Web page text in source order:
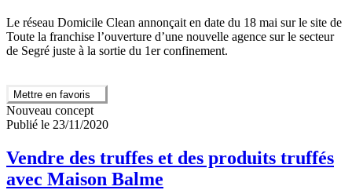
Le réseau Domicile Clean annonçait en date du 18 mai sur le site de
Toute la franchise l’ouverture d’une nouvelle agence sur le secteur
de Segré juste à la sortie du 1er confinement.
Mettre en favoris
Nouveau concept
Publié le 23/11/2020
Vendre des truffes et des produits truffés
avec Maison Balme